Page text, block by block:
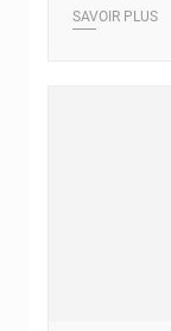
SAVOIR PLUS